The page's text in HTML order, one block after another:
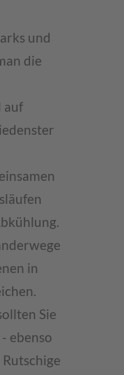
und
die
auf
in
Sie
ebenso